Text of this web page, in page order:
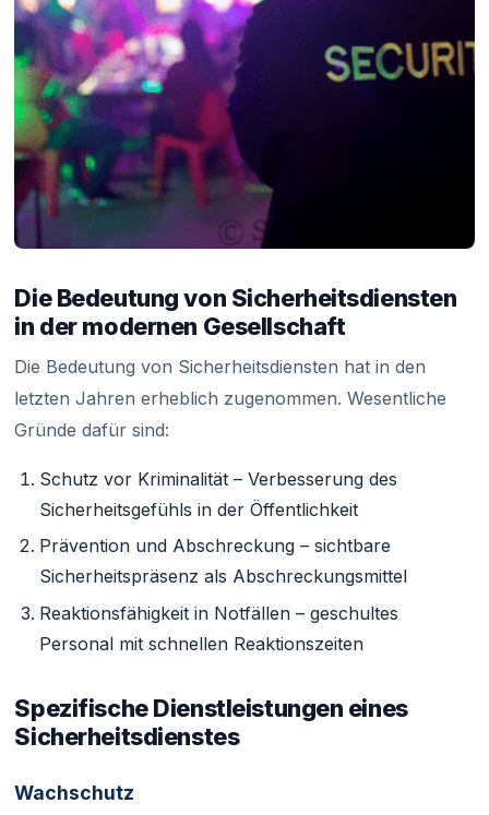
Die Bedeutung von Sicherheitsdiensten
in der modernen Gesellschaft
Die Bedeutung von Sicherheitsdiensten hat in den
letzten Jahren erheblich zugenommen. Wesentliche
Gründe dafür sind:
Schutz vor Kriminalität – Verbesserung des
Sicherheitsgefühls in der Öffentlichkeit
Prävention und Abschreckung – sichtbare
Sicherheitspräsenz als Abschreckungsmittel
Reaktionsfähigkeit in Notfällen – geschultes
Personal mit schnellen Reaktionszeiten
Spezifische Dienstleistungen eines
Sicherheitsdienstes
Wachschutz